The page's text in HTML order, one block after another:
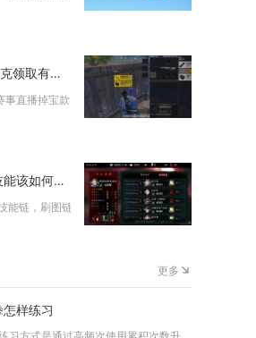
请问绝地求生迷彩夹克领取有什么要求
直播掉宝款、赛季任务兑换款、网页活动...
影之刃荆棘的50个技能该如何组合
链，刷图链选择散射爆炸、结晶突刺、...
更多
样练习